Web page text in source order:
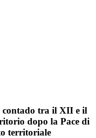
tra il XII e il
dopo la Pace di
territoriale